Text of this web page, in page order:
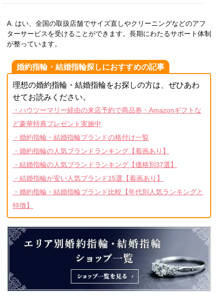
A. はい、全国の取扱店舗でサイズ直しやクリーニングなどのアフ
ターサービスを受けることができます。長期にわたるサポート体制
が整っています。
婚約指輪・結婚指輪探しにおすすめの記事
理想の婚約指輪・結婚指輪をお探しの方は、ぜひあわ
せてお読みください。
・ハウツーマリー経由の来店予約で商品券・Amazonギフトな
ど豪華特典プレゼント実施中
・婚約指輪・結婚指輪ブランドの格付け一覧
・婚約指輪の人気ブランドランキング【着画あり】
・結婚指輪の人気ブランドランキング【価格別37選】
・結婚指輪が安い人気ブランド15選【着画あり】
・婚約指輪・結婚指輪ブランド比較【年代別人気ランキングと
特徴】